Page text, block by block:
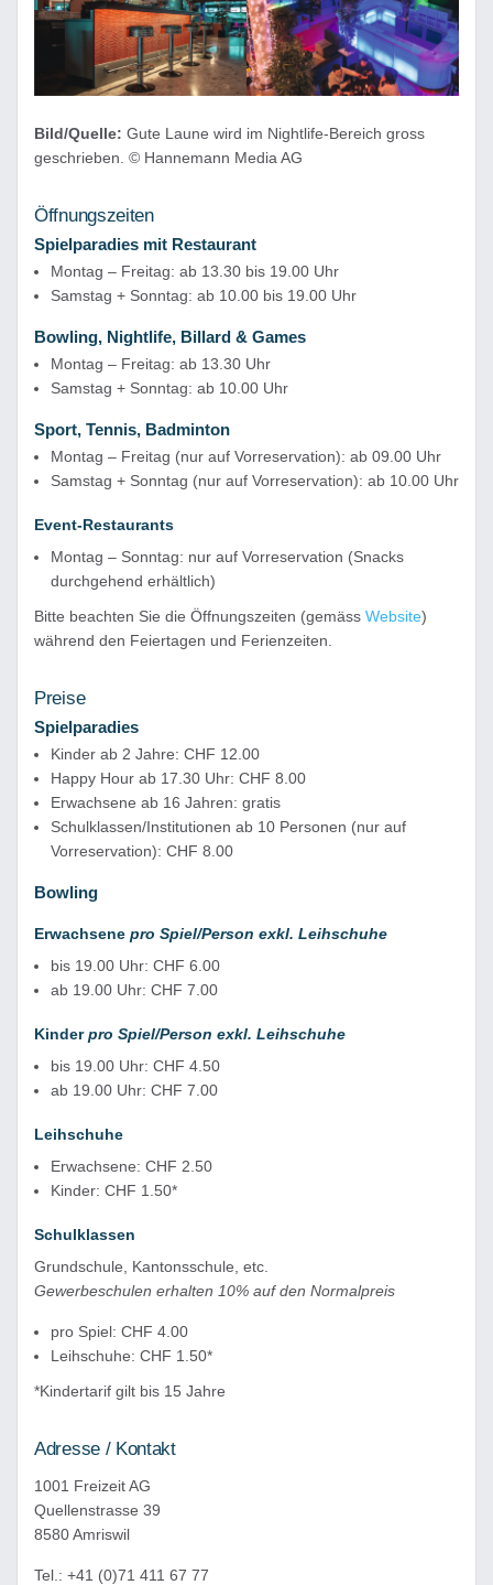
Bild/Quelle: Gute Laune wird im Nightlife-Bereich gross
geschrieben. © Hannemann Media AG
Öffnungszeiten
Spielparadies mit Restaurant
Montag – Freitag: ab 13.30 bis 19.00 Uhr
Samstag + Sonntag: ab 10.00 bis 19.00 Uhr
Bowling, Nightlife, Billard & Games
Montag – Freitag: ab 13.30 Uhr
Samstag + Sonntag: ab 10.00 Uhr
Sport, Tennis, Badminton
Montag – Freitag (nur auf Vorreservation): ab 09.00 Uhr
Samstag + Sonntag (nur auf Vorreservation): ab 10.00 Uhr
Event-Restaurants
Montag – Sonntag: nur auf Vorreservation (Snacks
durchgehend erhältlich)
Bitte beachten Sie die Öffnungszeiten (gemäss Website)
während den Feiertagen und Ferienzeiten.
Preise
Spielparadies
Kinder ab 2 Jahre: CHF 12.00
Happy Hour ab 17.30 Uhr: CHF 8.00
Erwachsene ab 16 Jahren: gratis
Schulklassen/Institutionen ab 10 Personen (nur auf
Vorreservation): CHF 8.00
Bowling
Erwachsene pro Spiel/Person exkl. Leihschuhe
bis 19.00 Uhr: CHF 6.00
ab 19.00 Uhr: CHF 7.00
Kinderpro Spiel/Person exkl. Leihschuhe
bis 19.00 Uhr: CHF 4.50
ab 19.00 Uhr: CHF 7.00
Leihschuhe
Erwachsene: CHF 2.50
Kinder: CHF 1.50*
Schulklassen
Grundschule, Kantonsschule, etc.
Gewerbeschulen erhalten 10% auf den Normalpreis
pro Spiel: CHF 4.00
Leihschuhe: CHF 1.50*
*Kindertarif gilt bis 15 Jahre
Adresse / Kontakt
1001 Freizeit AG
Quellenstrasse 39
8580 Amriswil
Tel.: +41 (0)71 411 67 77